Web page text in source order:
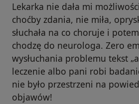
Lekarka nie dała mi
choćby zdania, nie miła,
słuchała na co choruje i
chodzę do neurologa. Zero
wysłuchania problemu tekst
leczenie albo pani robi
nie było przestrzeni na
objawów!